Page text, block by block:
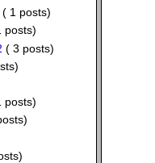
( 1 posts)
posts)
( 3 posts)
posts)